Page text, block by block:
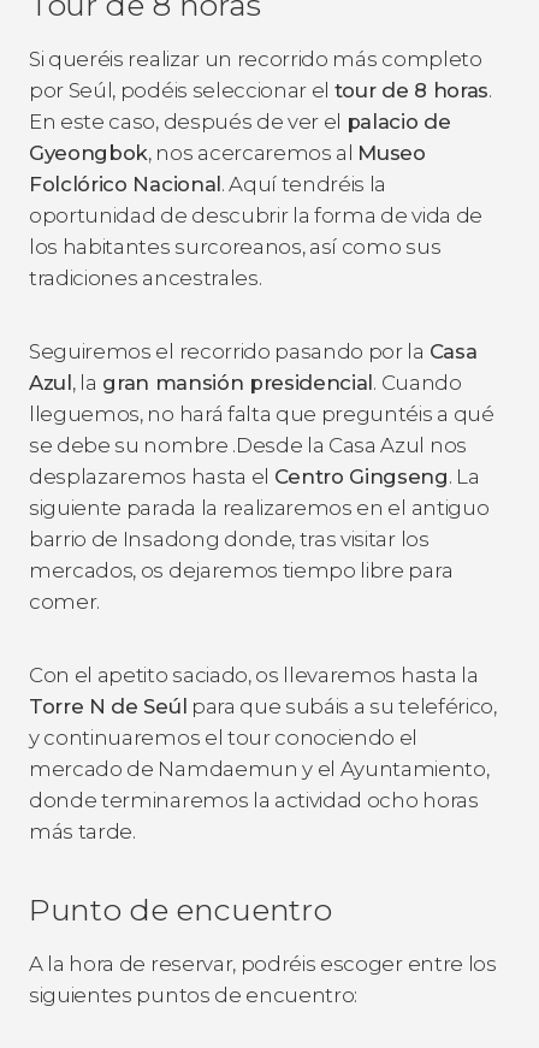
Si queréis realizar un recorrido más completo
por Seúl, podéis seleccionar el tour de 8 horas.
En este caso, después de ver el palacio de
Gyeongbok, nos acercaremos al Museo
Folclórico Nacional. Aquí tendréis la
oportunidad de descubrir la forma de vida de
los habitantes surcoreanos, así como sus
tradiciones ancestrales.
Seguiremos el recorrido pasando por la Casa
Azul, la gran mansión presidencial. Cuando
lleguemos, no hará falta que preguntéis a qué
se debe su nombre .Desde la Casa Azul nos
desplazaremos hasta el Centro Gingseng. La
siguiente parada la realizaremos en el antiguo
barrio de Insadong donde, tras visitar los
mercados, os dejaremos tiempo libre para
comer.
Con el apetito saciado, os llevaremos hasta la
Torre N de Seúl para que subáis a su teleférico,
y continuaremos el tour conociendo el
mercado de Namdaemun y el Ayuntamiento,
donde terminaremos la actividad ocho horas
más tarde.
Punto de encuentro
A la hora de reservar, podréis escoger entre los
siguientes puntos de encuentro: